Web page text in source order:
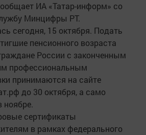
ИА «Татар-информ» со
Минцифры РТ.
сегодня, 15 октября. Подать
пенсионного возраста
России с законченным
профессиональным
принимаются на сайте
до 30 октября, а само
ноябре.
сертификаты
в рамках федерального